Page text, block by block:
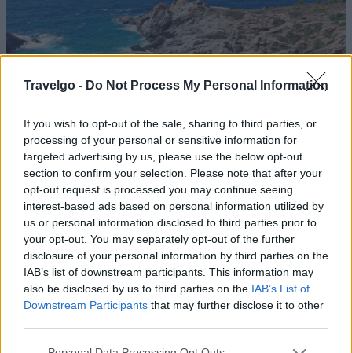
Travelgo - Do Not Process My Personal Information
If you wish to opt-out of the sale, sharing to third parties, or
processing of your personal or sensitive information for
targeted advertising by us, please use the below opt-out
section to confirm your selection. Please note that after your
opt-out request is processed you may continue seeing
interest-based ads based on personal information utilized by
us or personal information disclosed to third parties prior to
your opt-out. You may separately opt-out of the further
disclosure of your personal information by third parties on the
IAB’s list of downstream participants. This information may
also be disclosed by us to third parties on the IAB’s List of
Downstream Participants that may further disclose it to other
Please note that this website/app uses one or more Google
Παραλία Νας (πηγή: Shutterstock)
Όπως αναφέρει το άρθρο, η Ικαρία είναι γνωστή για τις
ιαματικές πηγές και το κρασί της, αλλά και για τη
μακροζωία των κατοίκων της. Υπογραμμίζεται ιδιαίτερα
ο τρόπος ζωής και η φιλοσοφία των ντόπιων. Όπως
γράφει η συντάκτρια, κρατάει μερικά λόγια που
μοιράστηκε μαζί της μια 87χρονη από την Ικαρία: «Καλό